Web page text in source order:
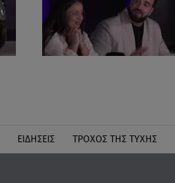
ΕΙΔΉΣΕΙΣ ΤΡΟΧΌΣ ΤΗΣ ΤΎΧΗΣ